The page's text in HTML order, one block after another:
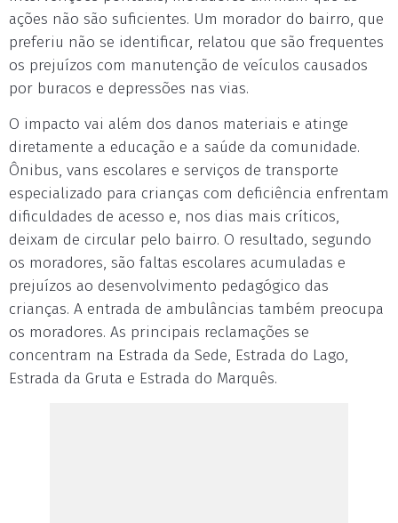
ações não são suficientes. Um morador do bairro, que
preferiu não se identificar, relatou que são frequentes
os prejuízos com manutenção de veículos causados
por buracos e depressões nas vias.
O impacto vai além dos danos materiais e atinge
diretamente a educação e a saúde da comunidade.
Ônibus, vans escolares e serviços de transporte
especializado para crianças com deficiência enfrentam
dificuldades de acesso e, nos dias mais críticos,
deixam de circular pelo bairro. O resultado, segundo
os moradores, são faltas escolares acumuladas e
prejuízos ao desenvolvimento pedagógico das
crianças. A entrada de ambulâncias também preocupa
os moradores. As principais reclamações se
concentram na Estrada da Sede, Estrada do Lago,
Estrada da Gruta e Estrada do Marquês.